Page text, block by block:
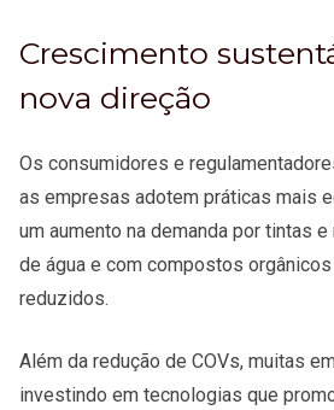
Crescimento
nova direção
Os consumidores e
as empresas adotem práticas mais
um aumento na demanda por tintas
de água e com compostos
reduzidos.
Além da redução de COVs, muitas
investindo em tecnologias que